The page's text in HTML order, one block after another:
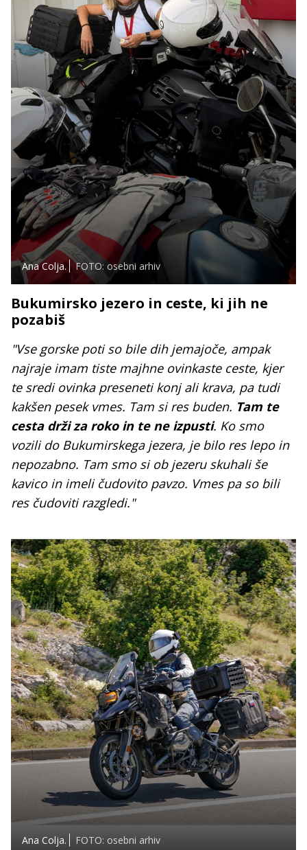
Ana Colja. FOTO: osebni arhiv
Bukumirsko jezero in ceste, ki jih ne
pozabiš
"Vse gorske poti so bile dih jemajoče, ampak
najraje imam tiste majhne ovinkaste ceste, kjer
te sredi ovinka preseneti konj ali krava, pa tudi
kakšen pesek vmes. Tam si res buden. Tam te
cesta drži za roko in te ne izpusti. Ko smo
vozili do Bukumirskega jezera, je bilo res lepo in
nepozabno. Tam smo si ob jezeru skuhali še
kavico in imeli čudovito pavzo. Vmes pa so bili
res čudoviti razgledi."
Ana Colja. FOTO: osebni arhiv